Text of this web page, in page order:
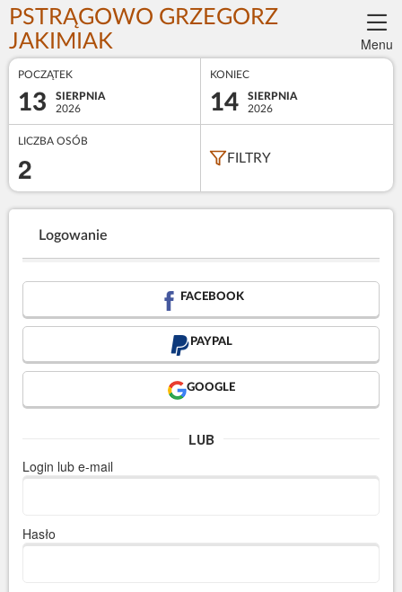
PSTRĄGOWO GRZEGORZ
JAKIMIAK
Menu
POCZĄTEK
13
SIERPNIA
2026
KONIEC
14
SIERPNIA
2026
LICZBA OSÓB
2 FILTRY
Logowanie
FACEBOOK
PAYPAL
GOOGLE
LUB
Login lub e-mail
Hasło